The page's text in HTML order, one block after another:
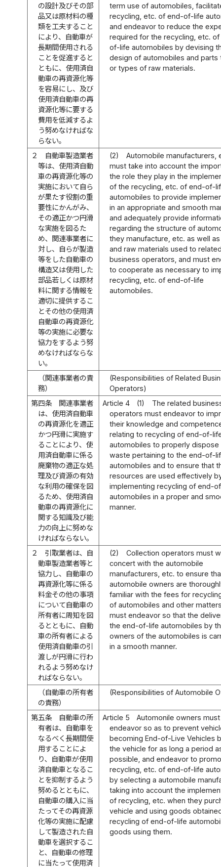
の設計及びその部
品又は原材料の種
類を工夫すること
により、自動車が
長期間使用される
ことを促進すると
ともに、使用済自
動車の再資源化等
を容易にし、及び
使用済自動車の再
資源化等に要する
費用を低減するよ
う努めなければな
らない。
term use of automobiles,
recycling, etc. of end-of-life
and endeavor to reduce the
required for the recycling, etc.
of-life automobiles by devising
design of automobiles and parts
or types of raw materials.
２
自動車製造業者
等は、使用済自動
車の再資源化等の
実施において自ら
が果たす役割の重
要性にかんがみ、
その適正かつ円滑
な実施を図るた
め、関連事業者に
対し、自らが製造
等をした自動車の
構造又は使用した
部品若しくは原材
料に関する情報を
適切に提供するこ
とその他の使用済
自動車の再資源化
等の実施に必要な
協力をするよう努
めなければならな
い。
(2)
Automobile manufacturers,
must take into account the
the role they play in the
of the recycling, etc. of end-of-
automobiles to provide
in an appropriate and smooth
and adequately provide
regarding the structure of
they manufacture, etc. as well
and raw materials used to
business operators, and must
to cooperate as necessary to
recycling, etc. of end-of-life
automobiles.
（関連事業者の責
務）
(Responsibilities of Related
Operators)
第四条
関連事業者
は、使用済自動車
の再資源化を適正
かつ円滑に実施す
ることにより、使
用済自動車に係る
廃棄物の適正な処
理及び資源の有効
な利用の確保を図
るため、使用済自
動車の再資源化に
関する知識及び能
力の向上に努めな
ければならない。
Article 4 (1)
The related
operators must endeavor to
their knowledge and
relating to recycling of end-of-
automobiles to properly dispose
waste pertaining to the end-of-
automobiles and to ensure that
resources are used effectively
implementing recycling of end-
automobiles in a proper and
manner.
２
引取業者は、自
動車製造業者等と
協力し、自動車の
再資源化等に係る
料金その他の事項
について自動車の
所有者に周知を図
るとともに、自動
車の所有者による
使用済自動車の引
渡しが円滑に行わ
れるよう努めなけ
ればならない。
(2)
Collection operators must
concert with the automobile
manufacturers, etc. to ensure
automobile owners are
familiar with the fees for
of automobiles and other
must endeavor so that the
the end-of-life automobiles by
owners of the automobiles is
in a smooth manner.
（自動車の所有者
の責務）
(Responsibilities of Automobile
第五条
自動車の所
有者は、自動車を
なるべく長期間使
用することによ
り、自動車が使用
済自動車となるこ
とを抑制するよう
努めるとともに、
自動車の購入に当
たってその再資源
化等の実施に配慮
して製造された自
動車を選択するこ
と、自動車の修理
に当たって使用済
Article 5
Automonile owners must
endeavor so as to prevent
becoming End-of-Live Vehicles
the vehicle for as long a period
possible, and endeavor to
recycling, etc. of end-of-life
by selecting a automobile
taking into account the
of recycling, etc. when they
vehicle and using goods
recycling of end-of-life
goods using them.